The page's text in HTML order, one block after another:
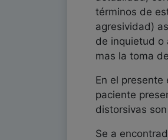
términos de
agresividad)
de inquietud o
mas la toma
En el
paciente
distorsivas
Se a